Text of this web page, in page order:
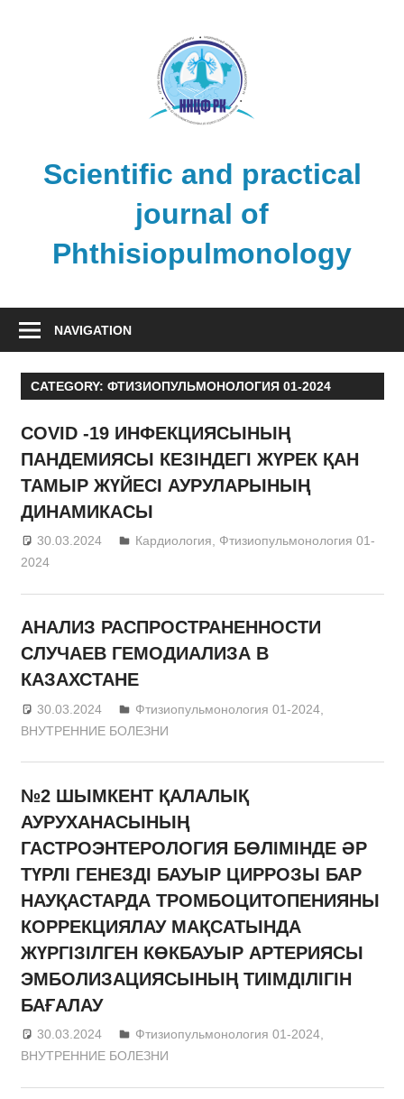
Scientific and practical
journal of
Phthisiopulmonology
NAVIGATION
CATEGORY: ФТИЗИОПУЛЬМОНОЛОГИЯ 01-2024
COVID -19 ИНФЕКЦИЯСЫНЫҢ
ПАНДЕМИЯСЫ КЕЗІНДЕГІ ЖҮРЕК ҚАН
ТАМЫР ЖҮЙЕСІ АУРУЛАРЫНЫҢ
ДИНАМИКАСЫ
30.03.2024 admin
Кардиология
Фтизиопульмонология 01-
2024
АНАЛИЗ РАСПРОСТРАНЕННОСТИ
СЛУЧАЕВ ГЕМОДИАЛИЗА В
КАЗАХСТАНЕ
30.03.2024 admin
Фтизиопульмонология 01-2024
ВНУТРЕННИЕ БОЛЕЗНИ
№2 ШЫМКЕНТ ҚАЛАЛЫҚ
АУРУХАНАСЫНЫҢ
ГАСТРОЭНТЕРОЛОГИЯ БӨЛІМІНДЕ ӘР
ТҮРЛІ ГЕНЕЗДІ БАУЫР ЦИРРОЗЫ БАР
НАУҚАСТАРДА ТРОМБОЦИТОПЕНИЯНЫ
КОРРЕКЦИЯЛАУ МАҚСАТЫНДА
ЖҮРГІЗІЛГЕН КӨКБАУЫР АРТЕРИЯСЫ
ЭМБОЛИЗАЦИЯСЫНЫҢ ТИІМДІЛІГІН
БАҒАЛАУ
30.03.2024 admin
Фтизиопульмонология 01-2024,
ВНУТРЕННИЕ БОЛЕЗНИ